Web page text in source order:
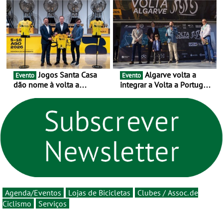
as 17 equipas de 2026
novo ciclo rumo ao
centenário
Evento Jogos Santa Casa
dão nome à volta a
um novo ciclo da prova
rumo ao centenário - Volta
a Portugal em Bicicleta
estará na estrada entre 5 e
16 de agosto
Evento
integrar a Volta a Portugal
Agenda/Eventos Lojas de Bicicletas
Clubes / Assoc. de
Ciclismo
Serviços